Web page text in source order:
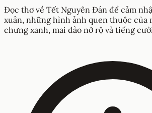
Những bài thơ về Tết Nguyên Đán